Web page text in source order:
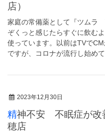
店）
家庭の常備薬として『ツムラ
ぞくっと感じたらすぐに飲む
使っています。以前はTVで
ですが、コロナが流行し始め
2023年12月30日
精神不安 不眠症が改善されました。中央薬品瑞
穂店